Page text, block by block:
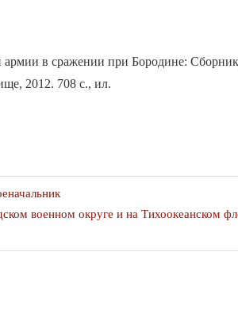
армии в сражении при Бородине:
2012. 708 с., ил.
военном округе и на Тихоокеанском